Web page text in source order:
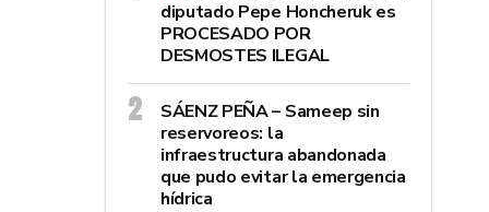
diputado Pepe Honcheruk es
PROCESADO POR
DESMOSTES ILEGAL
SÁENZ PEÑA – Sameep sin
reservoreos: la
infraestructura abandonada
que pudo evitar la emergencia
hídrica